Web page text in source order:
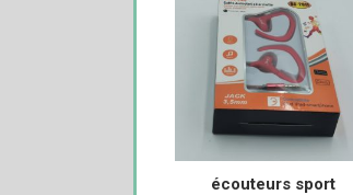
écouteurs sport